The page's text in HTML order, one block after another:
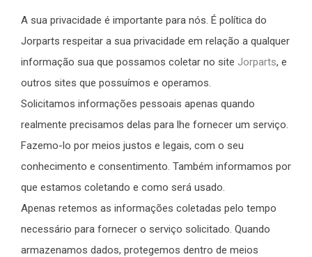
A sua privacidade é importante para nós. É política do
Jorparts respeitar a sua privacidade em relação a qualquer
informação sua que possamos coletar no site Jorparts, e
outros sites que possuímos e operamos.
Solicitamos informações pessoais apenas quando
realmente precisamos delas para lhe fornecer um serviço.
Fazemo-lo por meios justos e legais, com o seu
conhecimento e consentimento. Também informamos por
que estamos coletando e como será usado.
Apenas retemos as informações coletadas pelo tempo
necessário para fornecer o serviço solicitado. Quando
armazenamos dados, protegemos dentro de meios